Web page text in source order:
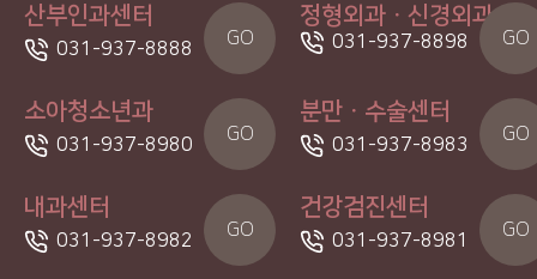
산부인과센터
031-937-8888 GO
정형외과ㆍ신경외과
031-937-8898 GO
소아청소년과
031-937-8980 GO
분만ㆍ수술센터
031-937-8983 GO
내과센터
031-937-8982 GO
건강검진센터
031-937-8981 GO